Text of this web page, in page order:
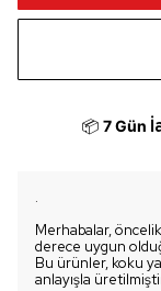
📦 7 Gün
.
Merhabalar,
derece uygun
Bu ürünler, koku
anlayışla